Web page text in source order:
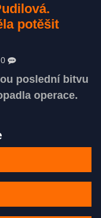
potěšit
0
poslední bitvu
operace.